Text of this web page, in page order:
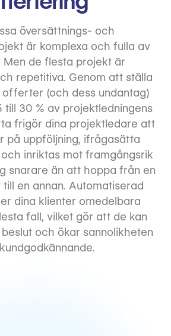
översättnings- och
är komplexa och fulla av
Men de flesta projekt är
repetitiva. Genom att ställa
offerter (och dess undantag)
till 30 % av projektledningens
frigör dina projektledare att
på uppföljning, ifrågasätta
inriktas mot framgångsrik
snarare än att hoppa från en
en annan. Automatiserad
dina klienter omedelbara
fall, vilket gör att de kan
och ökar sannolikheten